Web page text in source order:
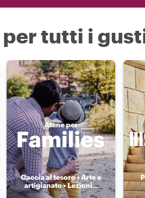
per tutti i
Atene per
Caccia al tesoro • Arte e
artigianato • Lezioni...